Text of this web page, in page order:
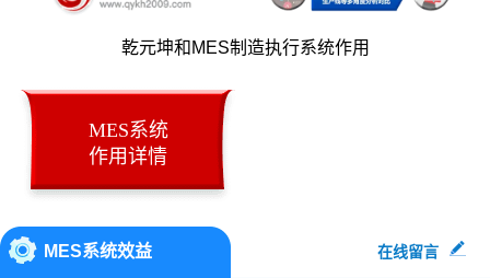
乾元坤和MES制造执行系统作用
MES系统
作用详情
MES系统效益 在线留言